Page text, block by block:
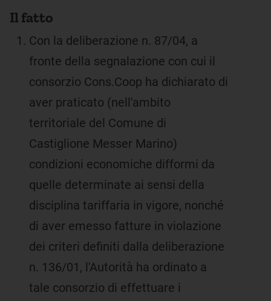
Il fatto
Con la deliberazione n. 87/04, a
fronte della segnalazione con cui il
consorzio Cons.Coop ha dichiarato di
aver praticato (nell'ambito
territoriale del Comune di
Castiglione Messer Marino)
condizioni economiche difformi da
quelle determinate ai sensi della
disciplina tariffaria in vigore, nonché
di aver emesso fatture in violazione
dei criteri definiti dalla deliberazione
n. 136/01, l'Autorità ha ordinato a
tale consorzio di effettuare i